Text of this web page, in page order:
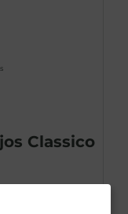
Classico